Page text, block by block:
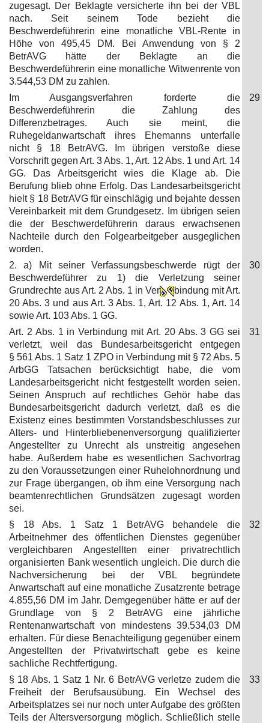
zugesagt. Der Beklagte versicherte ihn bei der VBL
nach. Seit seinem Tode bezieht die
Beschwerdeführerin eine monatliche VBL-Rente in
Höhe von 495,45 DM. Bei Anwendung von § 2
BetrAVG hätte der Beklagte an die
Beschwerdeführerin eine monatliche Witwenrente von
3.544,53 DM zu zahlen.
Im Ausgangsverfahren forderte die
Beschwerdeführerin die Zahlung des
Differenzbetrages. Auch sie meint, die
Ruhegeldanwartschaft ihres Ehemanns unterfalle
nicht § 18 BetrAVG. Im übrigen verstoße diese
Vorschrift gegen Art. 3 Abs. 1, Art. 12 Abs. 1 und Art. 14
GG. Das Arbeitsgericht wies die Klage ab. Die
Berufung blieb ohne Erfolg. Das Landesarbeitsgericht
hielt § 18 BetrAVG für einschlägig und bejahte dessen
Vereinbarkeit mit dem Grundgesetz. Im übrigen seien
die der Beschwerdeführerin daraus erwachsenen
Nachteile durch den Folgearbeitgeber ausgeglichen
worden.
29
2. a) Mit seiner Verfassungsbeschwerde rügt der
Beschwerdeführer zu 1) die Verletzung seiner
Grundrechte aus Art. 2 Abs. 1 in Ver
bindung mit Art.
20 Abs. 3 und aus Art. 3 Abs. 1, Art. 12 Abs. 1, Art. 14
sowie Art. 103 Abs. 1 GG.
30
Art. 2 Abs. 1 in Verbindung mit Art. 20 Abs. 3 GG sei
verletzt, weil das Bundesarbeitsgericht entgegen
§ 561 Abs. 1 Satz 1 ZPO in Verbindung mit § 72 Abs. 5
ArbGG Tatsachen berücksichtigt habe, die vom
Landesarbeitsgericht nicht festgestellt worden seien.
Seinen Anspruch auf rechtliches Gehör habe das
Bundesarbeitsgericht dadurch verletzt, daß es die
Existenz eines bestimmten Vorstandsbeschlusses zur
Alters- und Hinterbliebenenversorgung qualifizierter
Angestellter zu Unrecht als unstreitig angesehen
habe. Außerdem habe es wesentlichen Sachvortrag
zu den Voraussetzungen einer Ruhelohnordnung und
zur Frage übergangen, ob ihm eine Versorgung nach
beamtenrechtlichen Grundsätzen zugesagt worden
sei.
31
§ 18 Abs. 1 Satz 1 BetrAVG behandele die
Arbeitnehmer des öffentlichen Dienstes gegenüber
vergleichbaren Angestellten einer privatrechtlich
organisierten Bank wesentlich ungleich. Die durch die
Nachversicherung bei der VBL begründete
Anwartschaft auf eine monatliche Zusatzrente betrage
4.855,56 DM im Jahr. Demgegenüber hätte er auf der
Grundlage von § 2 BetrAVG eine jährliche
Rentenanwartschaft von mindestens 39.534,03 DM
erhalten. Für diese Benachteiligung gegenüber einem
Angestellten der Privatwirtschaft gebe es keine
sachliche Rechtfertigung.
32
§ 18 Abs. 1 Satz 1 Nr. 6 BetrAVG verletze zudem die
Freiheit der Berufsausübung. Ein Wechsel des
Arbeitsplatzes sei nur noch unter Aufgabe des größten
Teils der Altersversorgung möglich. Schließlich stelle
33